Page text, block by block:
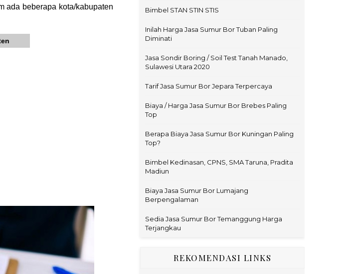
ada beberapa kota/kabupaten
Bimbel STAN STIN STIS
Inilah Harga Jasa Sumur Bor Tuban Paling
Diminati
Jasa Sondir Boring / Soil Test Tanah Manado,
Sulawesi Utara 2020
Tarif Jasa Sumur Bor Jepara Terpercaya
Biaya / Harga Jasa Sumur Bor Brebes Paling
Top
Berapa Biaya Jasa Sumur Bor Kuningan Paling
Top?
Bimbel Kedinasan, CPNS, SMA Taruna, Pradita
Madiun
Biaya Jasa Sumur Bor Lumajang
Berpengalaman
Sedia Jasa Sumur Bor Temanggung Harga
Terjangkau
REKOMENDASI LINKS